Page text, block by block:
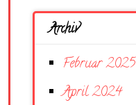
Archiv
Februar 2025
April 2024